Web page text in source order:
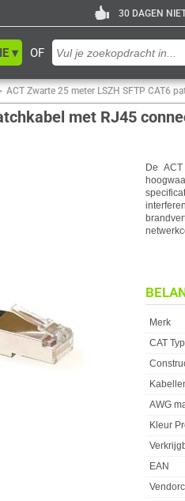
30 DAGEN
OF
▾
ACT Zwarte 25 meter LSZH SFTP CAT6
met RJ45
De
Merk
CAT
AWG
Kleur
EAN